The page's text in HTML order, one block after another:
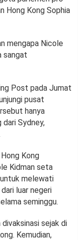
Hong Kong Sophia
mengapa Nicole
sangat
Post pada Jumat
pusat
hanya
Sydney,
Kong
Kidman seta
melewati
luar negeri
seminggu.
sejak di
Kemudian,